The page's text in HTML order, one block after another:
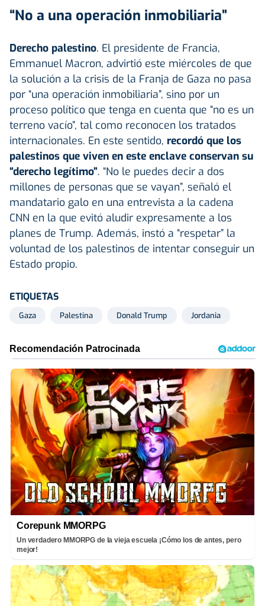
“No a una operación inmobiliaria”
Derecho palestino. El presidente de Francia,
Emmanuel Macron, advirtió este miércoles de que
la solución a la crisis de la Franja de Gaza no pasa
por “una operación inmobiliaria”, sino por un
proceso político que tenga en cuenta que “no es un
terreno vacío”, tal como reconocen los tratados
internacionales. En este sentido, recordó que los
palestinos que viven en este enclave conservan su
“derecho legítimo”. “No le puedes decir a dos
millones de personas que se vayan”, señaló el
mandatario galo en una entrevista a la cadena
CNN en la que evitó aludir expresamente a los
planes de Trump. Además, instó a “respetar” la
voluntad de los palestinos de intentar conseguir un
Estado propio.
ETIQUETAS
Gaza Palestina Donald Trump Jordania
Corepunk MMORPG
Un verdadero MMORPG de la vieja escuela ¡Cómo los de antes, pero
mejor!